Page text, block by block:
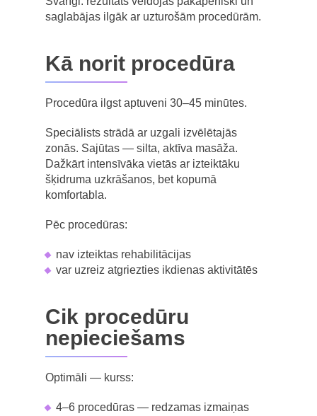
saglabājas ilgāk ar uzturošām procedūrām.
Kā norit procedūra
Procedūra ilgst aptuveni 30–45 minūtes.
Speciālists strādā ar uzgali izvēlētajās
zonās. Sajūtas — silta, aktīva masāža.
Dažkārt intensīvāka vietās ar izteiktāku
šķidruma uzkrāšanos, bet kopumā
komfortabla.
Pēc procedūras:
nav izteiktas rehabilitācijas
var uzreiz atgriezties ikdienas aktivitātēs
Cik procedūru
nepieciešams
Optimāli — kurss:
4–6 procedūras — redzamas izmaiņas